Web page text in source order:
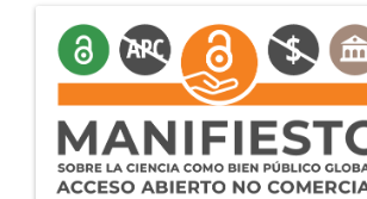
manifiesto